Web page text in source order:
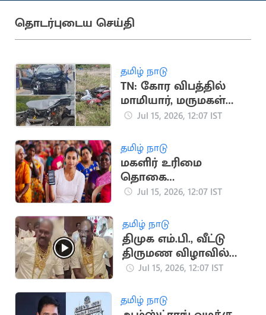
தொடர்புடைய செய்தி
தமிழ் நாடு
TN: கோர விபத்தில்
மாமியார், மருமகள்
பலிJul 15, 2026, 12:07 IST
தமிழ் நாடு
மகளிர் உரிமை
தொகை
கிடைக்காதவர்களுக்கு
Jul 15, 2026, 12:07 IST
தமிழ் நாடு
திமுக எம்.பி., வீட்டு
திருமண விழாவில்
நகைகளுடன்
Jul 15, 2026, 12:07 IST
தமிழ் நாடு